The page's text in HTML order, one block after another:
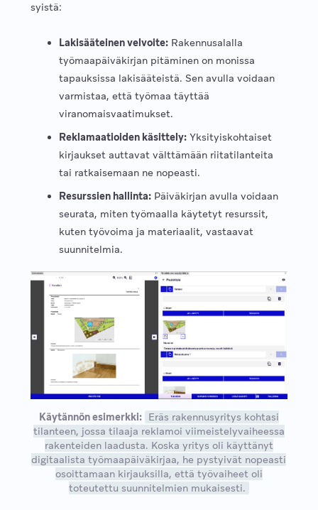
syistä:
Lakisääteinen velvoite:Rakennusalalla
työmaapäiväkirjan pitäminen on monissa
tapauksissa lakisääteistä. Sen avulla voidaan
varmistaa, että työmaa täyttää
viranomaisvaatimukset.
Reklamaatioiden käsittely:Yksityiskohtaiset
kirjaukset auttavat välttämään riitatilanteita
tai ratkaisemaan ne nopeasti.
Resurssien hallinta:Päiväkirjan avulla voidaan
seurata, miten työmaalla käytetyt resurssit,
kuten työvoima ja materiaalit, vastaavat
suunnitelmia.
Käytännön esimerkki: Eräs rakennusyritys kohtasi
tilanteen, jossa tilaaja reklamoi viimeistelyvaiheessa
rakenteiden laadusta. Koska yritys oli käyttänyt
digitaalista työmaapäiväkirjaa, he pystyivät nopeasti
osoittamaan kirjauksilla, että työvaiheet oli
toteutettu suunnitelmien mukaisesti.